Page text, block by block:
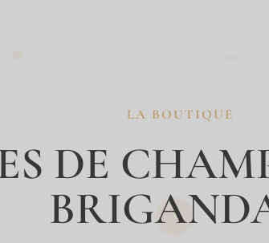
LA BOUTIQUE
DE